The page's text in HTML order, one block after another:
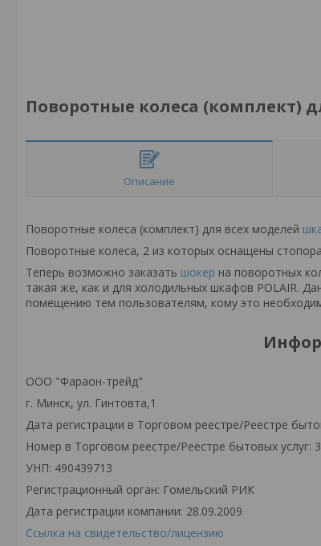
Поворотные колеса (комплект)
Описание
Поворотные колеса (комплект) для всех моделей
Поворотные колеса, 2 из которых оснащены
Теперь возможно заказать шокер на поворотных
такая же, как и для холодильных шкафов POLAIR.
помещению тем пользователям, кому это
OOO "Фараон-трейд"
г. Минск, ул. Гинтовта,1
Дата регистрации в Торговом реестре/Реестре
Номер в Торговом реестре/Реестре бытовых услуг:
УНП: 490439713
Регистрационный орган: Гомельский РИК
Дата регистрации компании: 28.09.2009
Ссылка на свидетельство/лицензию